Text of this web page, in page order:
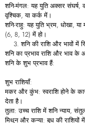
शनि-मंगल: यह युति अक्सर संघर्ष,
वृश्चिक, या कर्क में।
शनि-राहु: यह युति भ्रम, धोखा,
(6, 8, 12) में हो।
शनि की राशि और भावों में
शनि का प्रभाव राशि और भाव के
शनि के शुभ प्रभाव हैं:
शुभ राशियाँ:
मकर और कुंभ: स्वराशि होने के
देता है।
तुला: उच्च राशि में शनि न्याय,
मिथुन और कन्या: बुध की राशियों